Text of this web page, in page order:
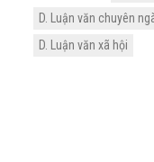
D. Luận văn chuyên
D. Luận văn xã hội